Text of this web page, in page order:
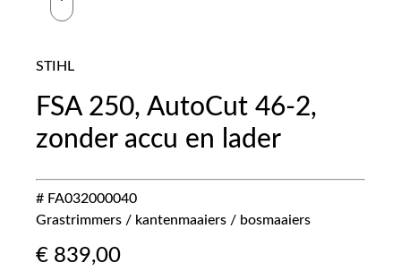
STIHL
FSA 250, AutoCut 46-2,
zonder accu en lader
# FA032000040
Grastrimmers / kantenmaaiers / bosmaaiers
€ 839,00